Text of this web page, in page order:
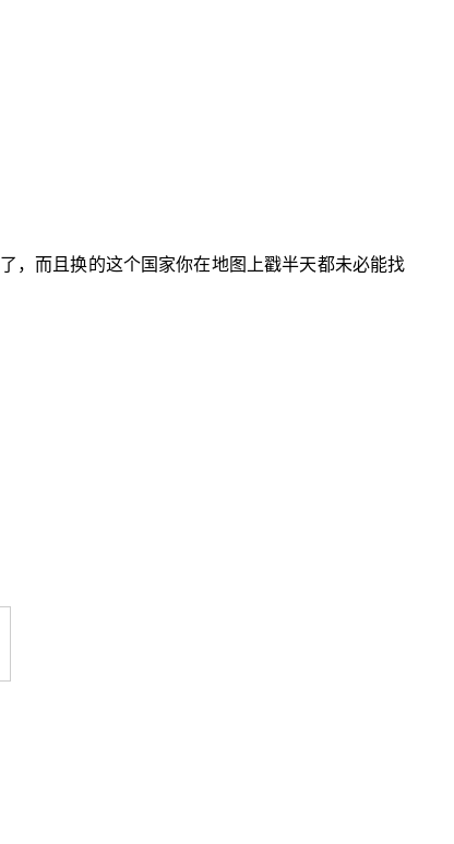
，而且换的这个国家你在地图上戳半天都未必能找